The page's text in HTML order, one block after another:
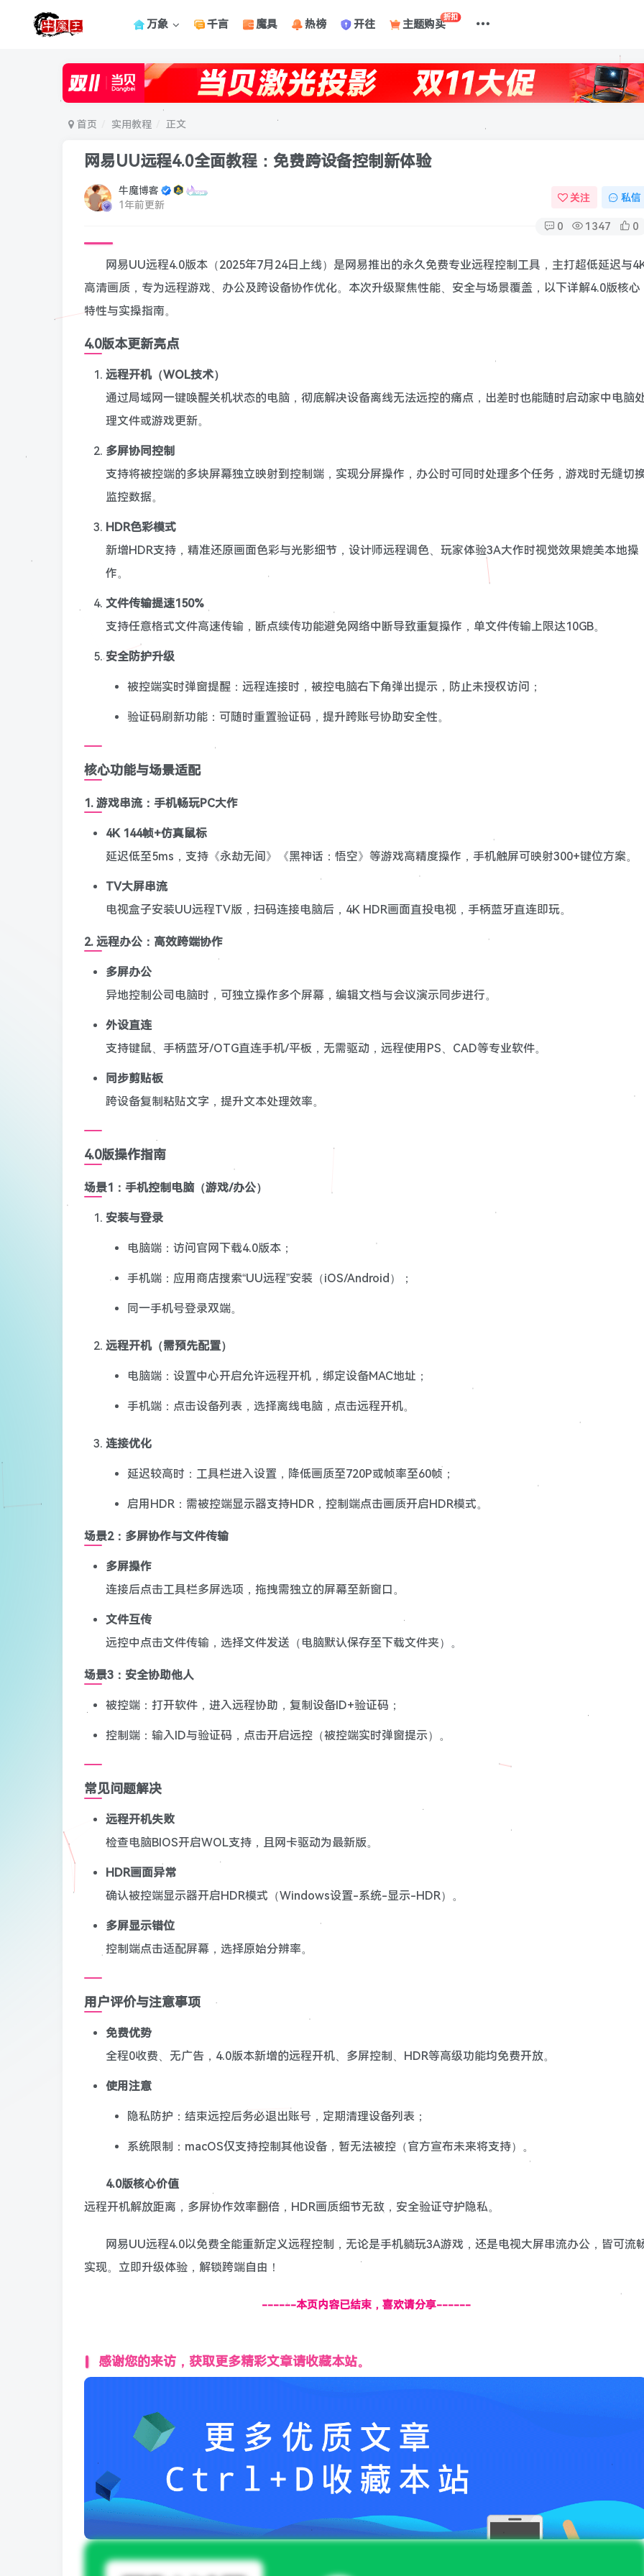
万象 千言 魔具 热榜 开往 主题购买
折扣
首页 实用教程 正文
网易UU远程4.0全面教程：免费跨设备控制新体验
牛魔博客
1年前更新
关注 私信
0 1347 0
网易UU远程4.0版本（2025年7月24日上线）是网易推出的永久免费专业远程控制工具，主打超低延迟与
高清画质，专为远程游戏、办公及跨设备协作优化。本次升级聚焦性能、安全与场景覆盖，以下详解4.0版核心
特性与实操指南。
4.0版本更新亮点
远程开机（WOL技术）
通过局域网一键唤醒关机状态的电脑，彻底解决设备离线无法远控的痛点，出差时也能随时启动家中电脑
理文件或游戏更新。
多屏协同控制
支持将被控端的多块屏幕独立映射到控制端，实现分屏操作，办公时可同时处理多个任务，游戏时无缝切
监控数据。
HDR色彩模式
新增HDR支持，精准还原画面色彩与光影细节，设计师远程调色、玩家体验3A大作时视觉效果媲美本地操
作。
文件传输提速150%
支持任意格式文件高速传输，断点续传功能避免网络中断导致重复操作，单文件传输上限达10GB。
安全防护升级
被控端实时弹窗提醒：远程连接时，被控电脑右下角弹出提示，防止未授权访问；
验证码刷新功能：可随时重置验证码，提升跨账号协助安全性。
核心功能与场景适配
1. 游戏串流：手机畅玩PC大作
4K 144帧+仿真鼠标
延迟低至5ms，支持《永劫无间》《黑神话：悟空》等游戏高精度操作，手机触屏可映射300+键位方案。
TV大屏串流
电视盒子安装UU远程TV版，扫码连接电脑后，4K HDR画面直投电视，手柄蓝牙直连即玩。
2. 远程办公：高效跨端协作
多屏办公
异地控制公司电脑时，可独立操作多个屏幕，编辑文档与会议演示同步进行。
外设直连
支持键鼠、手柄蓝牙/OTG直连手机/平板，无需驱动，远程使用PS、CAD等专业软件。
同步剪贴板
跨设备复制粘贴文字，提升文本处理效率。
4.0版操作指南
场景1：手机控制电脑（游戏/办公）
安装与登录
电脑端：访问官网下载4.0版本；
手机端：应用商店搜索“UU远程”安装（iOS/Android）；
同一手机号登录双端。
远程开机（需预先配置）
电脑端：设置中心开启允许远程开机，绑定设备MAC地址；
手机端：点击设备列表，选择离线电脑，点击远程开机。
连接优化
延迟较高时：工具栏进入设置，降低画质至720P或帧率至60帧；
启用HDR：需被控端显示器支持HDR，控制端点击画质开启HDR模式。
场景2：多屏协作与文件传输
多屏操作
连接后点击工具栏多屏选项，拖拽需独立的屏幕至新窗口。
文件互传
远控中点击文件传输，选择文件发送（电脑默认保存至下载文件夹）。
场景3：安全协助他人
被控端：打开软件，进入远程协助，复制设备ID+验证码；
控制端：输入ID与验证码，点击开启远控（被控端实时弹窗提示）。
常见问题解决
远程开机失败
检查电脑BIOS开启WOL支持，且网卡驱动为最新版。
HDR画面异常
确认被控端显示器开启HDR模式（Windows设置-系统-显示-HDR）。
多屏显示错位
控制端点击适配屏幕，选择原始分辨率。
用户评价与注意事项
免费优势
全程0收费、无广告，4.0版本新增的远程开机、多屏控制、HDR等高级功能均免费开放。
使用注意
隐私防护：结束远控后务必退出账号，定期清理设备列表；
系统限制：macOS仅支持控制其他设备，暂无法被控（官方宣布未来将支持）。
4.0版核心价值
远程开机解放距离，多屏协作效率翻倍，HDR画质细节无敌，安全验证守护隐私。
网易UU远程4.0以免费全能重新定义远程控制，无论是手机躺玩3A游戏，还是电视大屏串流办公，皆可流
实现。立即升级体验，解锁跨端自由！
------本页内容已结束，喜欢请分享------
感谢您的来访，获取更多精彩文章请收藏本站。